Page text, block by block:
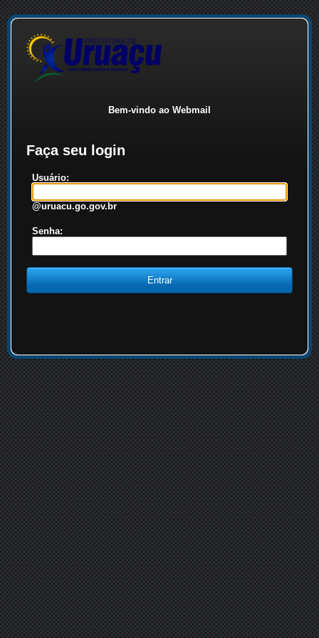
Bem-vindo ao Webmail
Faça seu login
Usuário:
@uruacu.go.gov.br
Senha: